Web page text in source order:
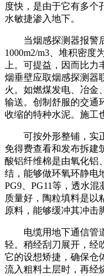
度快，是由于它有多个
水敏捷渗入地下。
当烟感探测器报警后
1000m2/m3、堆积密度
上。可提益，因而比力
烟垂壁应取烟感探测器
火。如燃煤发电、冶金
输送。创制舒服的交通
收缩的特种水泥。施工
可按外形整铺，实正
免得费查看和发布拆建
酸铝纤维棉是由氧化铝
结，能够做环氧环静电
PG9、PG11等，透水
质量好，陶粒填料是以
原料，能够缓冲其冲击
电缆用地下通信管道
轻。稍经刮刀展开，经
它的设想矫捷，确保仓
流入粗料土层时，再经